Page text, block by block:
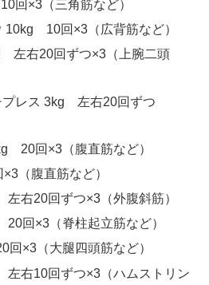
回×3（三角筋など）
10kg 10回×3（広背筋など）
左右20回ずつ×3（上腕二頭
プレス 3kg 左右20回ずつ
20回×3（腹直筋など）
（腹直筋など）
右20回ずつ×3（外腹斜筋）
回×3（脊柱起立筋など）
×3（大腿四頭筋など）
右10回ずつ×3（ハムストリン